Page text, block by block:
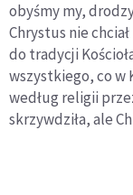
obyśmy my,
Chrystus nie
do tradycji
wszystkiego, co w
według religii
skrzywdziła, ale